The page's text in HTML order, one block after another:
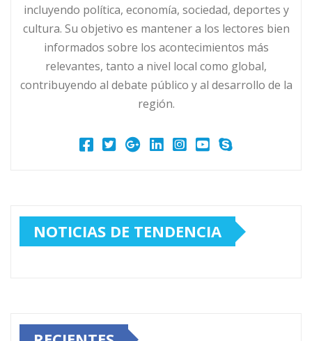
incluyendo política, economía, sociedad, deportes y
cultura. Su objetivo es mantener a los lectores bien
informados sobre los acontecimientos más
relevantes, tanto a nivel local como global,
contribuyendo al debate público y al desarrollo de la
región.
NOTICIAS DE TENDENCIA